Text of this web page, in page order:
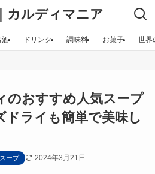
カルディマニア
酒 ドリンク 調味料 お菓子 世界
のおすすめ人気スープ
ドライも簡単で美味し
スープ 2024年3月21日